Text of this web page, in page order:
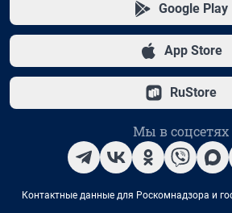
Google Play
App Store
RuStore
Мы в соцсетях
Контактные данные для Роскомнадзора и